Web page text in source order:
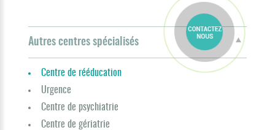
Autres centres spécialisés
Centre de rééducation
Urgence
Centre de psychiatrie
Centre de gériatrie